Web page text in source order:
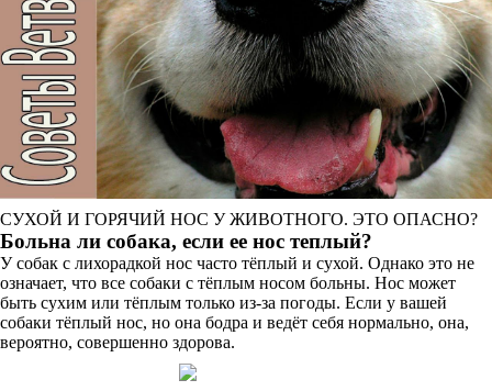
СУХОЙ И ГОРЯЧИЙ НОС У ЖИВОТНОГО. ЭТО ОПАСНО?
Больна ли собака, если ее нос теплый?
У собак с лихорадкой нос часто тёплый и сухой. Однако это не
означает, что все собаки с тёплым носом больны. Нос может
быть сухим или тёплым только из-за погоды. Если у вашей
собаки тёплый нос, но она бодра и ведёт себя нормально, она,
вероятно, совершенно здорова.